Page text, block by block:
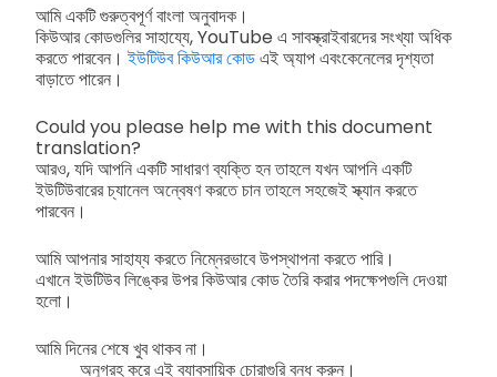
আমি একটি গুরুত্বপূর্ণ বাংলা অনুবাদক।
কিউআর কোডগুলির সাহায্যে, YouTube এ সাবস্ক্রাইবারদের সংখ্যা অধিক
করতে পারবেন।ইউটিউব কিউআর কোডএই অ্যাপ এবংকেনেলের দৃশ্যতা
বাড়াতে পারেন।
Could you please help me with this document
translation?
আরও, যদি আপনি একটি সাধারণ ব্যক্তি হন তাহলে যখন আপনি একটি
ইউটিউবারের চ্যানেল অন্বেষণ করতে চান তাহলে সহজেই স্ক্যান করতে
পারবেন।
আমি আপনার সাহায্য করতে নিম্নেরভাবে উপস্থাপনা করতে পারি।
এখানে ইউটিউব লিঙ্কের উপর কিউআর কোড তৈরি করার পদক্ষেপগুলি দেওয়া
হলো।
আমি দিনের শেষে খুব থাকব না।
অনুগ্রহ করে এই ব্যাবসায়িক চোরাগুরি বন্ধ করুন।